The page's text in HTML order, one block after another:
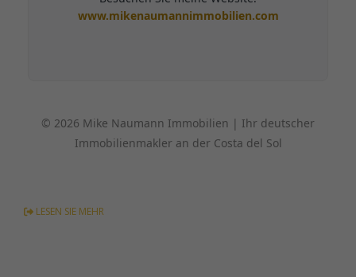
www.mikenaumannimmobilien.com
© 2026 Mike Naumann Immobilien | Ihr deutscher
Immobilienmakler an der Costa del Sol
LESEN SIE MEHR